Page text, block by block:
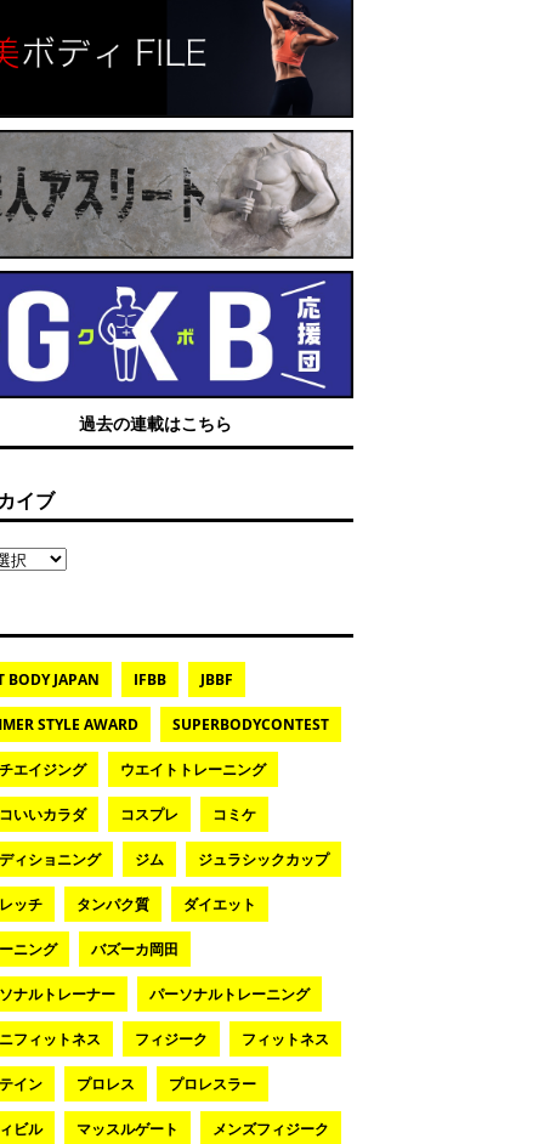
過去の連載はこちら
イブ
BODY JAPAN IFBB JBBF
STYLE AWARD SUPERBODYCONTEST
エイジング ウエイトトレーニング
いいカラダ コスプレ コミケ
ィショニング ジム ジュラシックカップ
ッチ タンパク質 ダイエット
ニング バズーカ岡田
ナルトレーナー パーソナルトレーニング
フィットネス フィジーク フィットネス
イン プロレス プロレスラー
ビル マッスルゲート メンズフィジーク